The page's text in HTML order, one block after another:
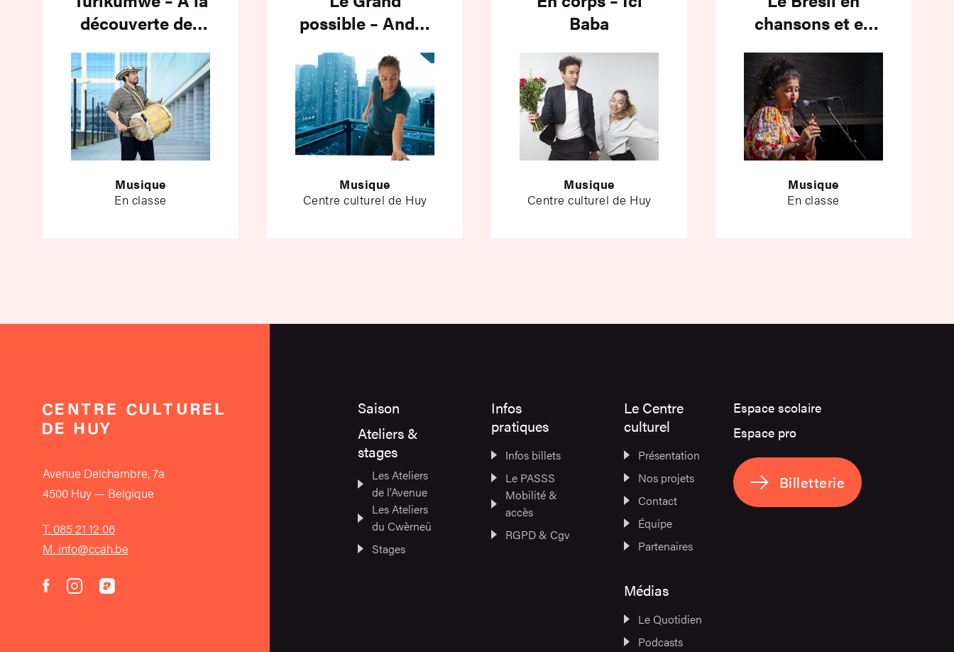
découverte des
Colombie
Musique
En classe
possible – André
Musique
Centre culturel de Huy
Baba
Musique
Centre culturel de Huy
chansons et en
Cécilia Peçanha
Musique
En classe
Avenue Delchambre, 7a
4500 Huy — Belgique
T. 085 21 12 06
M. info@ccah.be
facebook
instagram
acast
Saison
Ateliers &
stages
Les Ateliers
de l’Avenue
Les Ateliers
du Cwèrneû
Stages
Infos
pratiques
Infos billets
Le PASSS
Mobilité &
accès
RGPD & Cgv
Le Centre
culturel
Présentation
Nos projets
Contact
Équipe
Partenaires
Médias
Le Quotidien
Podcasts
Espace scolaire
Espace pro
Billetterie